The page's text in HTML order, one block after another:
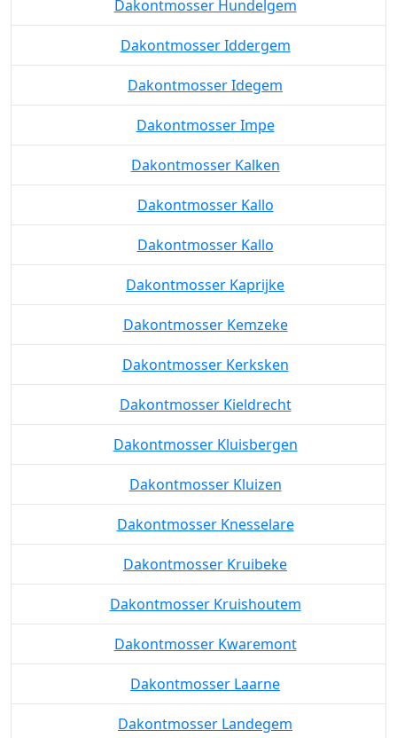
Dakontmosser Hundelgem
Dakontmosser Iddergem
Dakontmosser Idegem
Dakontmosser Impe
Dakontmosser Kalken
Dakontmosser Kallo
Dakontmosser Kallo
Dakontmosser Kaprijke
Dakontmosser Kemzeke
Dakontmosser Kerksken
Dakontmosser Kieldrecht
Dakontmosser Kluisbergen
Dakontmosser Kluizen
Dakontmosser Knesselare
Dakontmosser Kruibeke
Dakontmosser Kruishoutem
Dakontmosser Kwaremont
Dakontmosser Laarne
Dakontmosser Landegem